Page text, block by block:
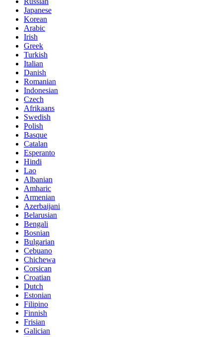
Japanese
Korean
Arabic
Irish
Greek
Turkish
Italian
Danish
Romanian
Indonesian
Czech
Afrikaans
Swedish
Polish
Basque
Catalan
Esperanto
Hindi
Lao
Albanian
Amharic
Armenian
Azerbaijani
Belarusian
Bengali
Bosnian
Bulgarian
Cebuano
Chichewa
Corsican
Croatian
Dutch
Estonian
Filipino
Finnish
Frisian
Galician